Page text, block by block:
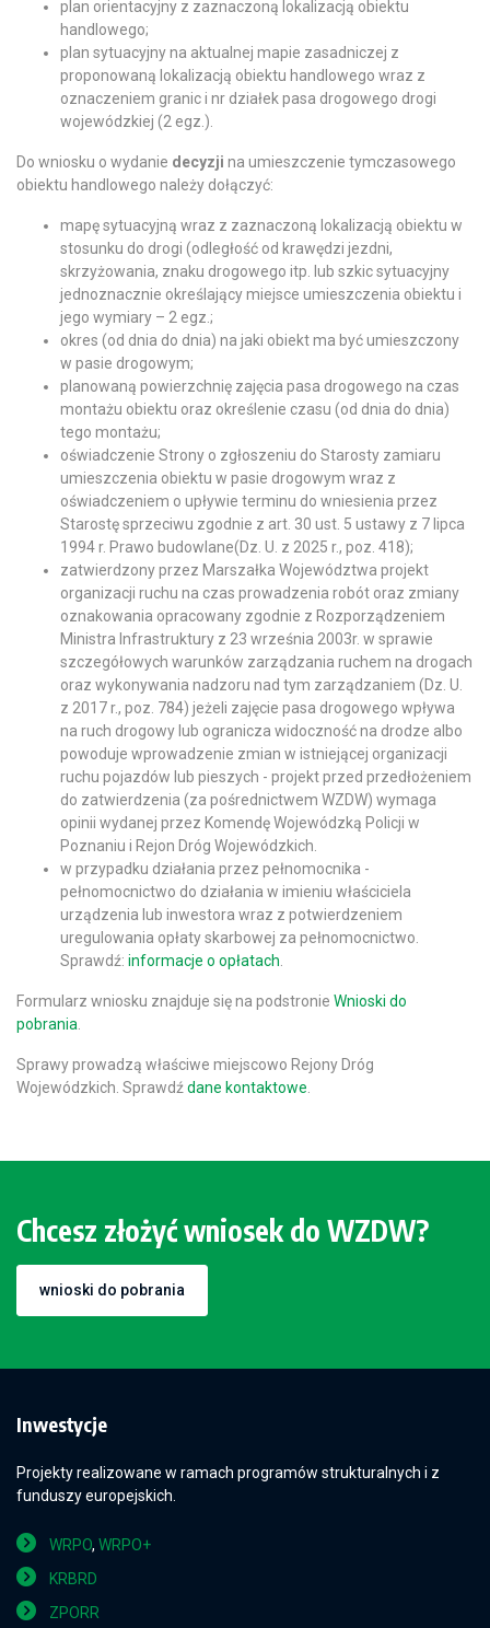
plan orientacyjny z zaznaczoną lokalizacją obiektu
handlowego;
plan sytuacyjny na aktualnej mapie zasadniczej z
proponowaną lokalizacją obiektu handlowego wraz z
oznaczeniem granic i nr działek pasa drogowego drogi
wojewódzkiej (2 egz.).
Do wniosku o wydanie decyzji na umieszczenie tymczasowego
obiektu handlowego należy dołączyć:
mapę sytuacyjną wraz z zaznaczoną lokalizacją obiektu w
stosunku do drogi (odległość od krawędzi jezdni,
skrzyżowania, znaku drogowego itp. lub szkic sytuacyjny
jednoznacznie określający miejsce umieszczenia obiektu i
jego wymiary – 2 egz.;
okres (od dnia do dnia) na jaki obiekt ma być umieszczony
w pasie drogowym;
planowaną powierzchnię zajęcia pasa drogowego na czas
montażu obiektu oraz określenie czasu (od dnia do dnia)
tego montażu;
oświadczenie Strony o zgłoszeniu do Starosty zamiaru
umieszczenia obiektu w pasie drogowym wraz z
oświadczeniem o upływie terminu do wniesienia przez
Starostę sprzeciwu zgodnie z art. 30 ust. 5 ustawy z 7 lipca
1994 r. Prawo budowlane(Dz. U. z 2025 r., poz. 418);
zatwierdzony przez Marszałka Województwa projekt
organizacji ruchu na czas prowadzenia robót oraz zmiany
oznakowania opracowany zgodnie z Rozporządzeniem
Ministra Infrastruktury z 23 września 2003r. w sprawie
szczegółowych warunków zarządzania ruchem na drogach
oraz wykonywania nadzoru nad tym zarządzaniem (Dz. U.
z 2017 r., poz. 784) jeżeli zajęcie pasa drogowego wpływa
na ruch drogowy lub ogranicza widoczność na drodze albo
powoduje wprowadzenie zmian w istniejącej organizacji
ruchu pojazdów lub pieszych - projekt przed przedłożeniem
do zatwierdzenia (za pośrednictwem WZDW) wymaga
opinii wydanej przez Komendę Wojewódzką Policji w
Poznaniu i Rejon Dróg Wojewódzkich.
w przypadku działania przez pełnomocnika -
pełnomocnictwo do działania w imieniu właściciela
urządzenia lub inwestora wraz z potwierdzeniem
uregulowania opłaty skarbowej za pełnomocnictwo.
Sprawdź: informacje o opłatach
Formularz wniosku znajduje się na podstronie Wnioski do
pobrania
Sprawy prowadzą właściwe miejscowo Rejony Dróg
Wojewódzkich. Sprawdźdane kontaktowe
Chcesz złożyć wniosek do WZDW?
wnioski do pobrania
Inwestycje
Projekty realizowane w ramach programów strukturalnych i z
funduszy europejskich.
WRPO, WRPO+
KRBRD
ZPORR